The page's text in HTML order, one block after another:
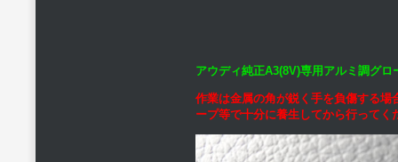
アウディ純正A3(8V)専用アルミ調グ
作業は金属の角が鋭く手を負傷する
ープ等で十分に養生してから行って